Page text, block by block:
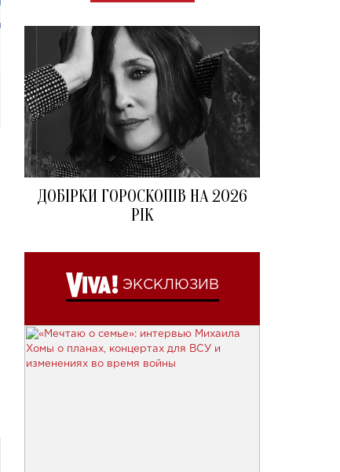
ДОБІРКИ ГОРОСКОПІВ НА 2026
РІК
ЭКСКЛЮЗИВ